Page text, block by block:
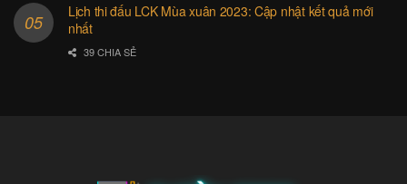
Lịch thi đấu LCK Mùa xuân 2023: Cập nhật kết quả mới
nhất
39 CHIA SẺ